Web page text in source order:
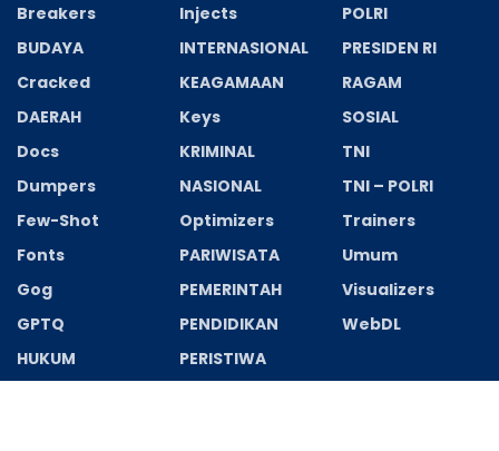
Breakers
BUDAYA
Cracked
DAERAH
Docs
Dumpers
Few-Shot
Fonts
Gog
GPTQ
HUKUM
Injects
INTERNASIONAL
KEAGAMAAN
Keys
KRIMINAL
NASIONAL
Optimizers
PARIWISATA
PEMERINTAH
PENDIDIKAN
PERISTIWA
POLRI
PRESIDEN RI
RAGAM
SOSIAL
TNI
TNI – POLRI
Trainers
Umum
Visualizers
WebDL